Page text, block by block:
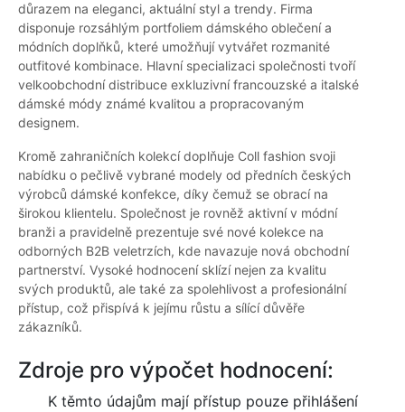
důrazem na eleganci, aktuální styl a trendy. Firma
disponuje rozsáhlým portfoliem dámského oblečení a
módních doplňků, které umožňují vytvářet rozmanité
outfitové kombinace. Hlavní specializaci společnosti tvoří
velkoobchodní distribuce exkluzivní francouzské a italské
dámské módy známé kvalitou a propracovaným
designem.
Kromě zahraničních kolekcí doplňuje Coll fashion svoji
nabídku o pečlivě vybrané modely od předních českých
výrobců dámské konfekce, díky čemuž se obrací na
širokou klientelu. Společnost je rovněž aktivní v módní
branži a pravidelně prezentuje své nové kolekce na
odborných B2B veletrzích, kde navazuje nová obchodní
partnerství. Vysoké hodnocení sklízí nejen za kvalitu
svých produktů, ale také za spolehlivost a profesionální
přístup, což přispívá k jejímu růstu a sílící důvěře
zákazníků.
Zdroje pro výpočet hodnocení:
K těmto údajům mají přístup pouze přihlášení